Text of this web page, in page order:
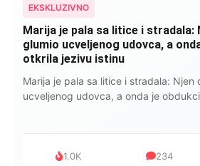
EKSKLUZIVNO
Kad se Marin suprug razbolio
pelene mu mijenjala: Jedno jutro
čokoladu..
Kad se Marin suprug razbolio ona ga
mijenjala: Jedno jutro je poslao po
999 321